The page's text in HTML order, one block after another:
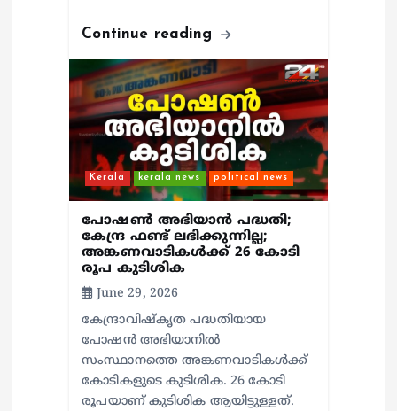
Continue reading
Kerala kerala news political news
പോഷണ്‍ അഭിയാന്‍ പദ്ധതി;
കേന്ദ്ര ഫണ്ട് ലഭിക്കുന്നില്ല;
അങ്കണവാടികള്‍ക്ക് 26 കോടി
രൂപ കുടിശിക
June 29, 2026
കേന്ദ്രാവിഷ്‌കൃത പദ്ധതിയായ
പോഷന്‍ അഭിയാനില്‍
സംസ്ഥാനത്തെ അങ്കണവാടികള്‍ക്ക്
കോടികളുടെ കുടിശിക. 26 കോടി
രൂപയാണ് കുടിശിക ആയിട്ടുള്ളത്.